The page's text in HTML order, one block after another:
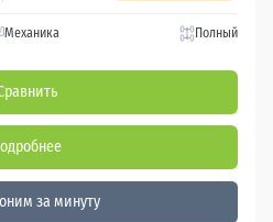
Механика Полный
за минуту